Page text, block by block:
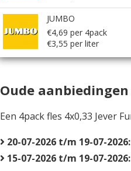
JUMBO
€4,69 per 4pack
€3,55 per liter
Oude
Een 4pack fles 4x0,33 Jever
20-07-2026 t/m 19-07-2026:
15-07-2026 t/m 19-07-2026: